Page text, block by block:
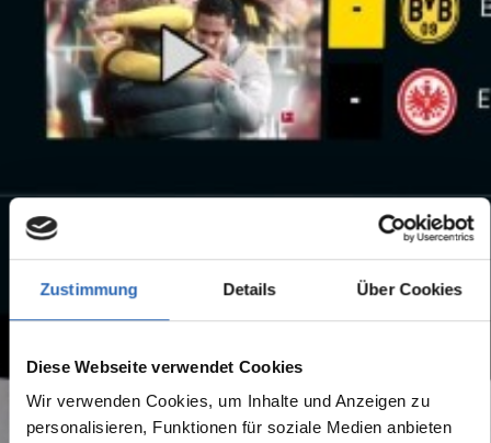
Zustimmung Details Über Cookies
Diese Webseite verwendet Cookies
Wir verwenden Cookies, um Inhalte und Anzeigen zu
personalisieren, Funktionen für soziale Medien anbieten